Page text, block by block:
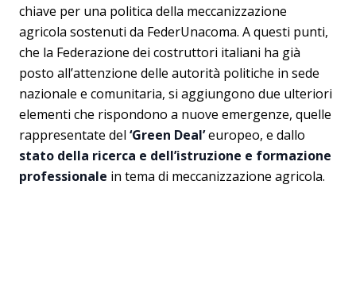
chiave per una politica della meccanizzazione
agricola sostenuti da FederUnacoma. A questi punti,
che la Federazione dei costruttori italiani ha già
posto all’attenzione delle autorità politiche in sede
nazionale e comunitaria, si aggiungono due ulteriori
elementi che rispondono a nuove emergenze, quelle
rappresentate del ‘Green Deal’europeo, e dallo
stato della ricerca e dell’istruzione e formazione
professionale in tema di meccanizzazione agricola.